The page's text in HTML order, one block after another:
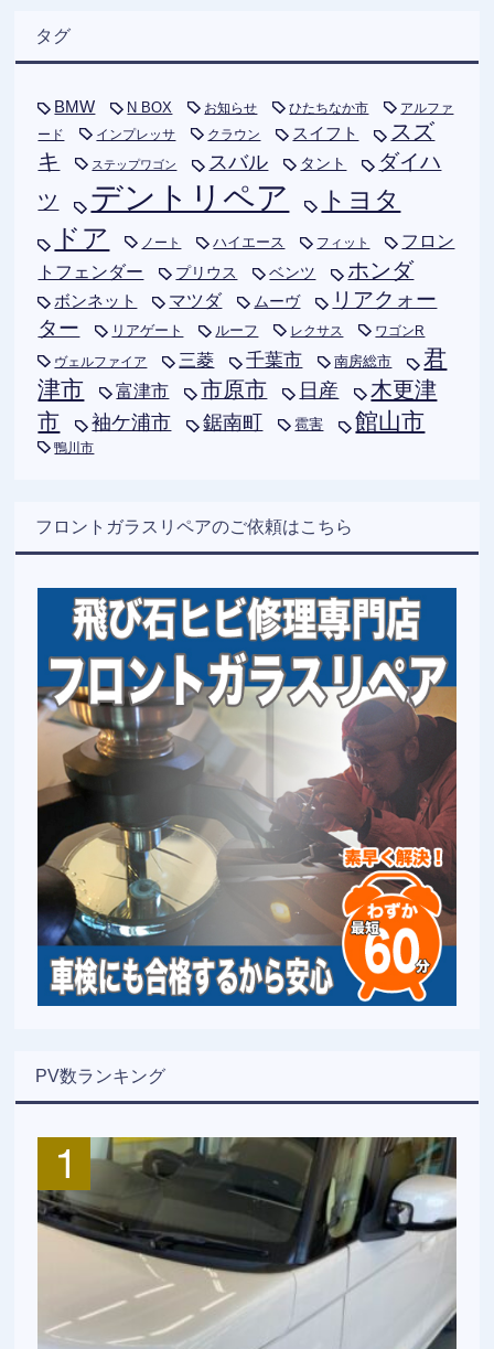
タグ
BMW N BOX お知らせ ひたちなか市
アルファ
ード
インプレッサ クラウン スイフト
スズ
キ
ステップワゴン スバル タント
ダイハ
ツ
デントリペア
トヨタ
ドア
ノート ハイエース フィット
フロン
トフェンダー
プリウス ベンツ ホンダ
ボンネット マツダ ムーヴ
リアクォー
ター
リアゲート ルーフ レクサス ワゴンR
ヴェルファイア 三菱 千葉市 南房総市
君
津市
富津市 市原市 日産
木更津
市
袖ケ浦市 鋸南町 雹害 館山市
鴨川市
フロントガラスリペアのご依頼はこちら
PV数ランキング